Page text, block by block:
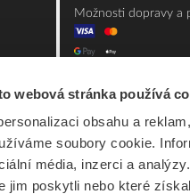
webová stránka používá
obsahu a
soubory cookie.
média, inzerci a
jim poskytli nebo které
Možnosti dopravy a